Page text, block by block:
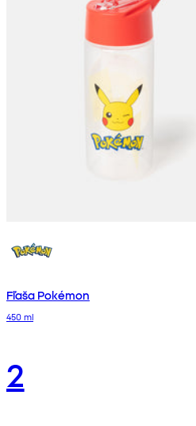
Fľaša Pokémon
450 ml
2